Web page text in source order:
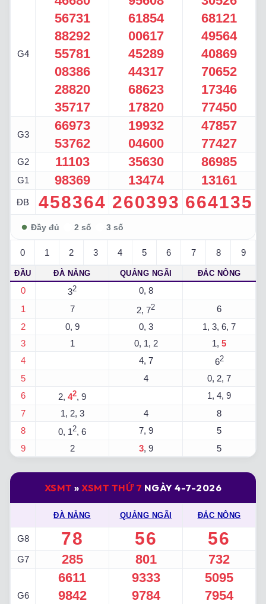
G4
56731
88292
55781
08386
28820
35717
61854
00617
45289
44317
68623
17820
68121
49564
40869
70652
17346
77450
G3
66973
53762
19932
04600
47857
77427
G2 11103 35630 86985
G1 98369 13474 13161
ĐB 458364 260393 664135
0 1 2 3 4 5 6 7 8 9
ĐẦU ĐÀ NẴNG QUẢNG NGÃI ĐẮC NÔNG
0 32
0, 8
1
7 2, 72
6
2
0, 9 0, 3
1, 3, 6, 7
3
1 0, 1, 2 1, 5
4
4, 7 62
5 4
0, 2, 7
6
2, 42, 9
1, 4, 9
7
1, 2, 3 4
8
8
0, 12, 6 7, 9
5
9
2 3, 9 5
XSMT »XSMT THỨ 7 NGÀY 4-7-2026
ĐÀ NẴNG QUẢNG NGÃI ĐẮC NÔNG
G8 78 56 56
G7 285 801 732
G6
6611
9842
9333
9784
5095
7954